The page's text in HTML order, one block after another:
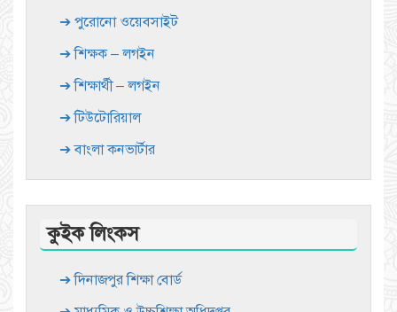
➔ পুরোনো ওয়েবসাইট
➔ শিক্ষক – লগইন
➔ শিক্ষার্থী – লগইন
➔ টিউটোরিয়াল
➔ বাংলা কনভার্টার
কুইক লিংকস
➔ দিনাজপুর শিক্ষা বোর্ড